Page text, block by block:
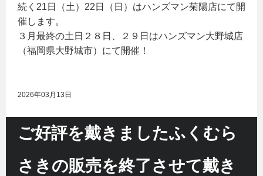
続く21日（土）22日（日）はハンズマン菊陽店にて開
催します。
３月最終の土日２８日、２９日はハンズマン大野城店
（福岡県大野城市）にて開催！
2026年03月13日
ご好評を戴きましたふくむら
さきの販売を終了させて戴き